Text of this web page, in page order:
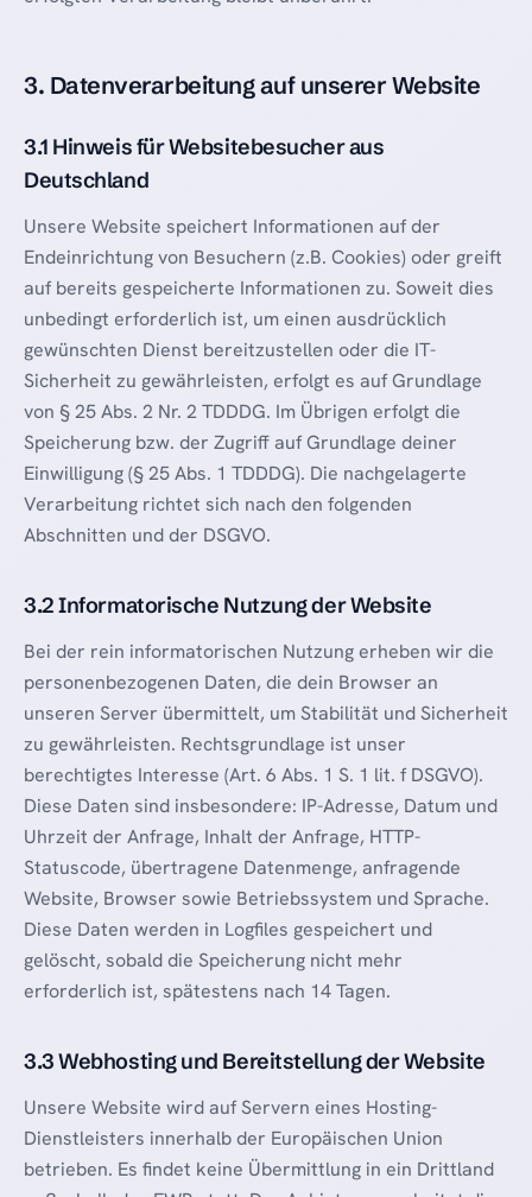
3. Datenverarbeitung auf unserer Website
3.1 Hinweis für Websitebesucher aus
Deutschland
Unsere Website speichert Informationen auf der
Endeinrichtung von Besuchern (z.B. Cookies) oder greift
auf bereits gespeicherte Informationen zu. Soweit dies
unbedingt erforderlich ist, um einen ausdrücklich
gewünschten Dienst bereitzustellen oder die IT-
Sicherheit zu gewährleisten, erfolgt es auf Grundlage
von § 25 Abs. 2 Nr. 2 TDDDG. Im Übrigen erfolgt die
Speicherung bzw. der Zugriff auf Grundlage deiner
Einwilligung (§ 25 Abs. 1 TDDDG). Die nachgelagerte
Verarbeitung richtet sich nach den folgenden
Abschnitten und der DSGVO.
3.2 Informatorische Nutzung der Website
Bei der rein informatorischen Nutzung erheben wir die
personenbezogenen Daten, die dein Browser an
unseren Server übermittelt, um Stabilität und Sicherheit
zu gewährleisten. Rechtsgrundlage ist unser
berechtigtes Interesse (Art. 6 Abs. 1 S. 1 lit. f DSGVO).
Diese Daten sind insbesondere: IP-Adresse, Datum und
Uhrzeit der Anfrage, Inhalt der Anfrage, HTTP-
Statuscode, übertragene Datenmenge, anfragende
Website, Browser sowie Betriebssystem und Sprache.
Diese Daten werden in Logfiles gespeichert und
gelöscht, sobald die Speicherung nicht mehr
erforderlich ist, spätestens nach 14 Tagen.
3.3 Webhosting und Bereitstellung der Website
Unsere Website wird auf Servern eines Hosting-
Dienstleisters innerhalb der Europäischen Union
betrieben. Es findet keine Übermittlung in ein Drittland